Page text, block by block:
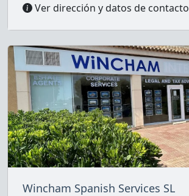
Ver dirección y datos de contacto
Wincham Spanish Services SL